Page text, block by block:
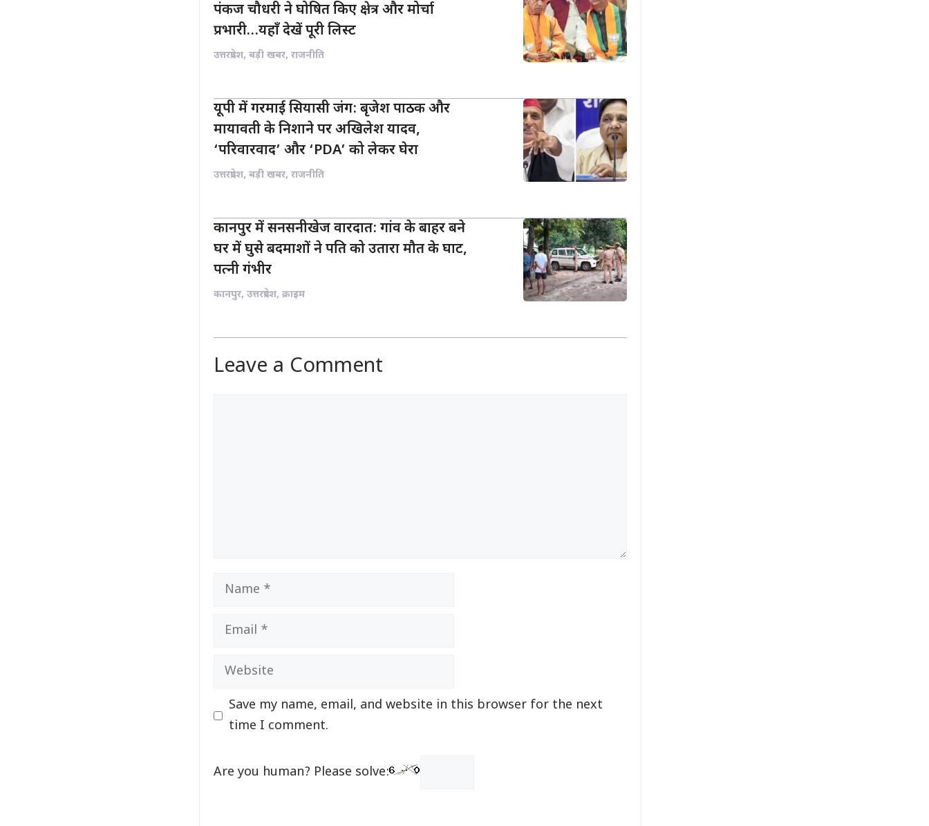
पंकज चौधरी ने घोषित किए क्षेत्र और मोर्चा
प्रभारी…यहाँ देखें पूरी लिस्ट
उत्तरप्रदेश, बड़ी खबर, राजनीति
यूपी में गरमाई सियासी जंग: बृजेश पाठक और
मायावती के निशाने पर अखिलेश यादव,
‘परिवारवाद’ और ‘PDA’ को लेकर घेरा
उत्तरप्रदेश, बड़ी खबर, राजनीति
कानपुर में सनसनीखेज वारदात: गांव के बाहर बने
घर में घुसे बदमाशों ने पति को उतारा मौत के घाट,
पत्नी गंभीर
कानपुर, उत्तरप्रदेश, क्राइम
Leave a Comment
Name
Email
Website
Save my name, email, and website in this browser for the next
time I comment.
Are you human? Please solve: